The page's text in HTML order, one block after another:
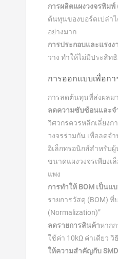
การผลิตแผงวงจรพิมพ์
ต้นทุนของบอร์ดเปล่า
อย่างมาก
การประกอบและแรงง
วาง ทำให้ไม่มีประสิท
การออกแบบเพื่อกา
การลดต้นทุนที่ส่งผลม
ลดความซับซ้อนและจ
วิศวกรควรหลีกเลี่ยงก
วงจรร่วมกัน เพื่อลดจ
อิเล็กทรอนิกส์สำหรับ
ขนาดแผงวงจรเพียง
แพง
การทำให้ BOM เป็น
รายการวัสดุ (BOM)
(Normalization)”
ลดรายการสินค้าหาก
ใช้ค่า 10kΩ ค่าเดียว
ให้ความสำคัญกับ SMD